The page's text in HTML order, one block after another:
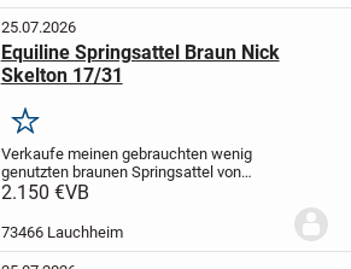
25.07.2026
Equiline Springsattel Braun Nick
Skelton 17/31
Merken
Verkaufe meinen gebrauchten wenig
genutzten braunen Springsattel von
Equiline. Er hat die normalen
Top Zustand. Hinten hat er eine kleine
Beschädigung, die den...
2.150 €VB
73466 Lauchheim